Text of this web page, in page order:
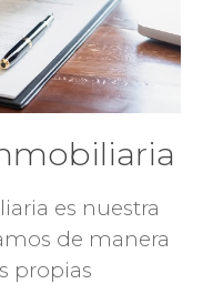
es nuestra
de manera
propias